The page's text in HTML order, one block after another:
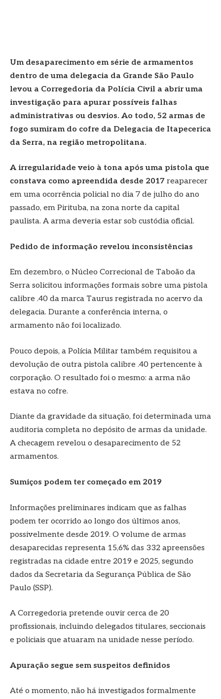
Um desaparecimento em série de armamentos
dentro de uma delegacia da Grande São Paulo
levou a Corregedoria da Polícia Civil a abrir uma
investigação para apurar possíveis falhas
administrativas ou desvios. Ao todo, 52 armas de
fogo sumiram do cofre da Delegacia de Itapecerica
da Serra, na região metropolitana.
A irregularidade veio à tona após uma pistola que
constava como apreendida desde 2017 reaparecer
em uma ocorrência policial no dia 7 de julho do ano
passado, em Pirituba, na zona norte da capital
paulista. A arma deveria estar sob custódia oficial.
Pedido de informação revelou inconsistências
Em dezembro, o Núcleo Correcional de Taboão da
Serra solicitou informações formais sobre uma pistola
calibre .40 da marca Taurus registrada no acervo da
delegacia. Durante a conferência interna, o
armamento não foi localizado.
Pouco depois, a Polícia Militar também requisitou a
devolução de outra pistola calibre .40 pertencente à
corporação. O resultado foi o mesmo: a arma não
estava no cofre.
Diante da gravidade da situação, foi determinada uma
auditoria completa no depósito de armas da unidade.
A checagem revelou o desaparecimento de 52
armamentos.
Sumiços podem ter começado em 2019
Informações preliminares indicam que as falhas
podem ter ocorrido ao longo dos últimos anos,
possivelmente desde 2019. O volume de armas
desaparecidas representa 15,6% das 332 apreensões
registradas na cidade entre 2019 e 2025, segundo
dados da Secretaria da Segurança Pública de São
Paulo (SSP).
A Corregedoria pretende ouvir cerca de 20
profissionais, incluindo delegados titulares, seccionais
e policiais que atuaram na unidade nesse período.
Apuração segue sem suspeitos definidos
Até o momento, não há investigados formalmente